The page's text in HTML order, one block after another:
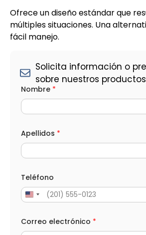
Ofrece un diseño estándar que
múltiples situaciones. Una
fácil manejo.
Solicita información o
sobre nuestros productos
Nombre *
Apellidos *
Teléfono
Correo electrónico *